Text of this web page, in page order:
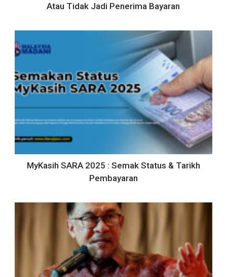
Atau Tidak Jadi Penerima Bayaran
MyKasih SARA 2025 : Semak Status & Tarikh
Pembayaran